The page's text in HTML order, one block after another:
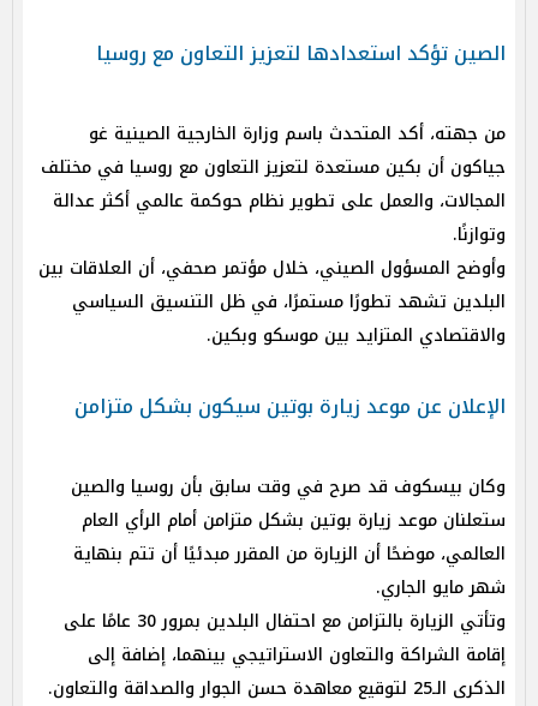
الصين تؤكد استعدادها لتعزيز التعاون مع روسيا
من جهته، أكد المتحدث باسم وزارة الخارجية الصينية غو
جياكون أن بكين مستعدة لتعزيز التعاون مع روسيا في مختلف
المجالات، والعمل على تطوير نظام حوكمة عالمي أكثر عدالة
وتوازنًا.
وأوضح المسؤول الصيني، خلال مؤتمر صحفي، أن العلاقات بين
البلدين تشهد تطورًا مستمرًا، في ظل التنسيق السياسي
والاقتصادي المتزايد بين موسكو وبكين.
الإعلان عن موعد زيارة بوتين سيكون بشكل متزامن
وكان بيسكوف قد صرح في وقت سابق بأن روسيا والصين
ستعلنان موعد زيارة بوتين بشكل متزامن أمام الرأي العام
العالمي، موضحًا أن الزيارة من المقرر مبدئيًا أن تتم بنهاية
شهر مايو الجاري.
وتأتي الزيارة بالتزامن مع احتفال البلدين بمرور 30 عامًا على
إقامة الشراكة والتعاون الاستراتيجي بينهما، إضافة إلى
الذكرى الـ25 لتوقيع معاهدة حسن الجوار والصداقة والتعاون.